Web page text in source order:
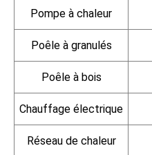
Pompe à chaleur
Poêle à granulés
Poêle à bois
Chauffage électrique
Réseau de chaleur